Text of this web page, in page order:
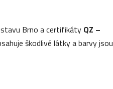
Brno a certifikáty QZ –
škodlivé látky a barvy jsou